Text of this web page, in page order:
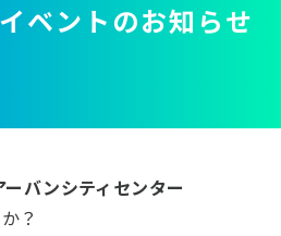
ベントのお知らせ
バンシティセンター
？